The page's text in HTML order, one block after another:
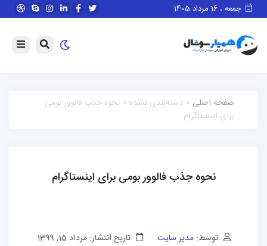
جمعه ، 16 مرداد 1405
صفحه اصلی > دسته‌بندی نشده > نحوه جذب فالوور بومی
برای اینستاگرام
نحوه جذب فالوور بومی برای اینستاگرام
توسط:مدیر سایت
تاریخ انتشار: مرداد 15, 1399